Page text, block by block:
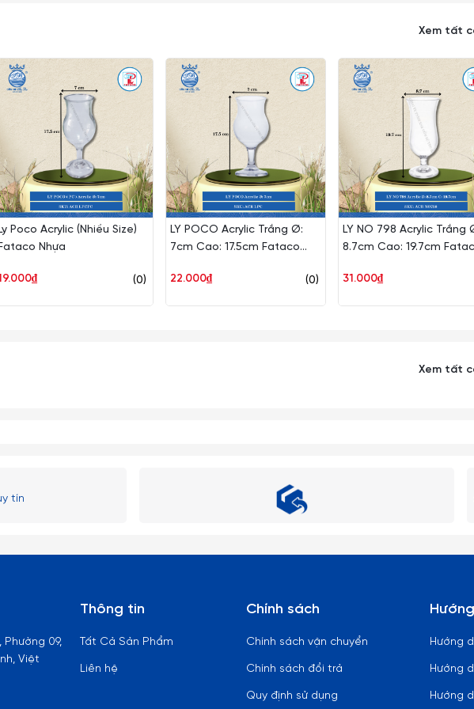
nổi trội, đóng góp đáng kể về mặt hiệu quả kinh tế cho các khách hàng khu vực
phối chính thức các sản phẩm của Libbey tại thị trường Việt Nam
đáo của thương hiệu Libbey
đựng các đồ uống như Whisky, Cognac hoặc đồ pha chế như Cocktail, Mocktail
cà phê, sinh tố, nước ép...
va chạm mạnh trực tiếp vào nhau cũng như va đập vào các đồ vật cứng khác tránh
chung thì chanh hoặc dấm trắng (dấm ăn) là những chất tẩy rửa thần kỳ, giúp ly cốc
chất cặn bã và vết bẩn nằm sâu trong bình.
nhau nên sẽ gây ra những lỗi thị giác nhất định. Sai số có thể từ 1-2cm
Xem tất
Poco Acrylic (Nhiều Size)
Nhựa
(0)
LY POCO Acrylic Trắng Ø:
7cm Cao: 17.5cm Fataco
(0)
22.000₫
LY NO 798 Acrylic Trắng
8.7cm Cao: 19.7cm
31.000₫
Xem tất
tín
Phường 09,
Việt
Thông tin
Tất Cả Sản Phẩm
Liên hệ
Chính sách
Chính sách vận chuyển
Chính sách đổi trả
Quy định sử dụng
Hướng
Hướng
Hướng